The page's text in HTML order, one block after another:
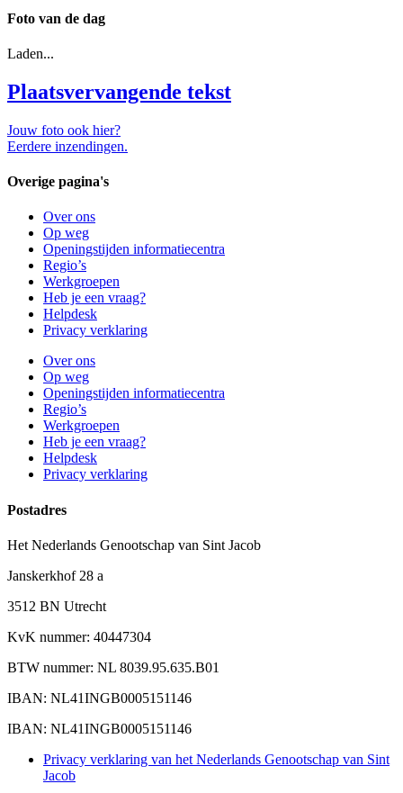
Foto van de dag
Laden...
Plaatsvervangende tekst
Jouw foto ook hier?
Eerdere inzendingen.
Overige pagina's
Over ons
Op weg
Openingstijden informatiecentra
Regio’s
Werkgroepen
Heb je een vraag?
Helpdesk
Privacy verklaring
Over ons
Op weg
Openingstijden informatiecentra
Regio’s
Werkgroepen
Heb je een vraag?
Helpdesk
Privacy verklaring
Postadres
Het Nederlands Genootschap van Sint Jacob
Janskerkhof 28 a
3512 BN Utrecht
KvK nummer: 40447304
BTW nummer: NL 8039.95.635.B01
IBAN: NL41INGB0005151146
IBAN: NL41INGB0005151146
Privacy verklaring van het Nederlands Genootschap van Sint
Jacob